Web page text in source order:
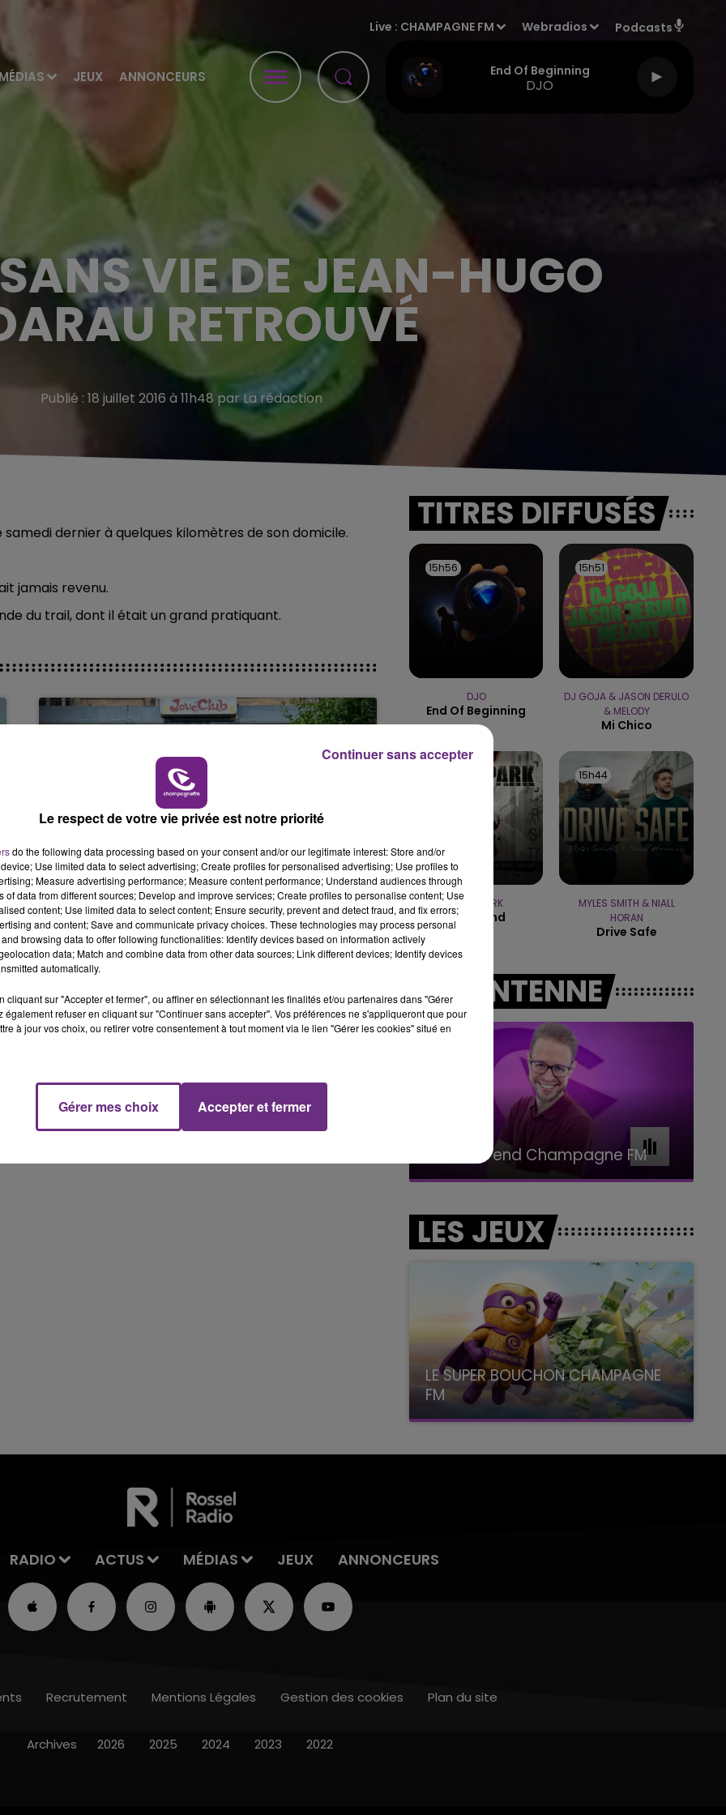
MÉDIAS JEUX ANNONCEURS
Live : CHAMPAGNE FM Webradios Podcasts
End Of Beginning
DJO
16h00 - 20h00
LE WEEK-END CHAMPAGNE FM
7h00 - 11h00
VIE DE JEAN-HUGO
RETROUVÉ
Publié : 18 juillet 2016 à 11h48 par La rédaction
dernier à quelques kilomètres de son domicile.
jamais revenu.
du trail, dont il était un grand pratiquant.
SES PORTES
C'était l'une des institutions du centre-ville
rémois. Le magasin JouéClub est contraint de
fermer ses portes.
TITRES DIFFUSÉS
15h56
15h56
DJO
End Of Beginning
15h51
15h51
DJ GOJA & JASON DERULO
& MELODY
Mi Chico
LINKIN PARK
In The End
15h44
15h44
MYLES SMITH & NIALL
HORAN
Drive Safe
A L'ANTENNE
Le week-end Champagne FM
LES JEUX
LE SUPER BOUCHON CHAMPAGNE
FM
avec La Famille Champagne FM, à 8H10
RADIO ACTUS MÉDIAS JEUX ANNONCEURS
Recrutement Mentions Légales Gestion des cookies Plan du site
Archives 2026 2025 2024 2023 2022
Le respect de votre vie privée est notre priorité
do the following data processing based on your consent and/or our legitimate interest: Store and/or
Use limited data to select advertising; Create profiles for personalised advertising; Use profiles to
Measure advertising performance; Measure content performance; Understand audiences through
of data from different sources; Develop and improve services; Create profiles to personalise content; Use
content; Use limited data to select content; Ensure security, prevent and detect fraud, and fix errors;
and content; Save and communicate privacy choices. These technologies may process personal
browsing data to offer following functionalities: Identify devices based on information actively
data; Match and combine data from other data sources; Link different devices; Identify devices
automatically.
cliquant sur "Accepter et fermer", ou affiner en sélectionnant les finalités et/ou partenaires dans "Gérer
également refuser en cliquant sur "Continuer sans accepter". Vos préférences ne s'appliqueront que pour
à jour vos choix, ou retirer votre consentement à tout moment via le lien "Gérer les cookies" situé en
Gérer mes choix Accepter et fermer
Continuer sans accepter